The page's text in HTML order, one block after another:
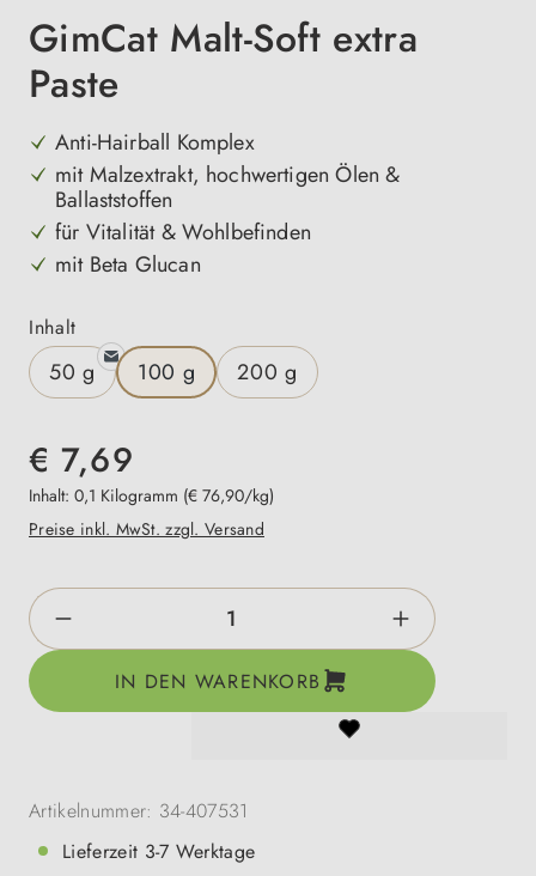
GimCat Malt-Soft extra
Paste
Anti-Hairball Komplex
mit Malzextrakt, hochwertigen Ölen &
Ballaststoffen
für Vitalität & Wohlbefinden
mit Beta Glucan
Inhaltauswählen
50 g 100 g 200 g
€ 7,69
Inhalt: 0,1 Kilogramm (€ 76,90/kg)
Preise inkl. MwSt. zzgl. Versand
Produkt Anzahl: Gib den gewünschten
IN DEN WARENKORB
Artikelnummer: 34-407531
Lieferzeit 3-7 Werktage